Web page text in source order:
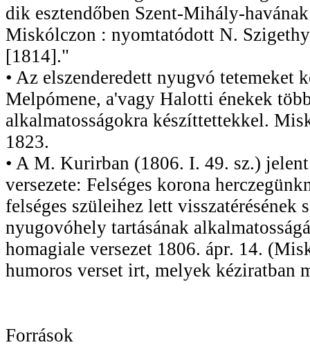
dik esztendőben Szent-Mihály-
Miskólczon : nyomtatódott N.
[1814]."
• Az elszenderedett nyugvó tetemeket
Melpómene, a'vagy Halotti énekek
alkalmatosságokra készíttettekkel.
1823.
• A M. Kurirban (1806. I. 49. sz.)
versezete: Felséges korona
felséges szüleihez lett visszatérésének
nyugovóhely tartásának
homagiale versezet 1806. ápr. 14.
humoros verset irt, melyek kéziratban
Források